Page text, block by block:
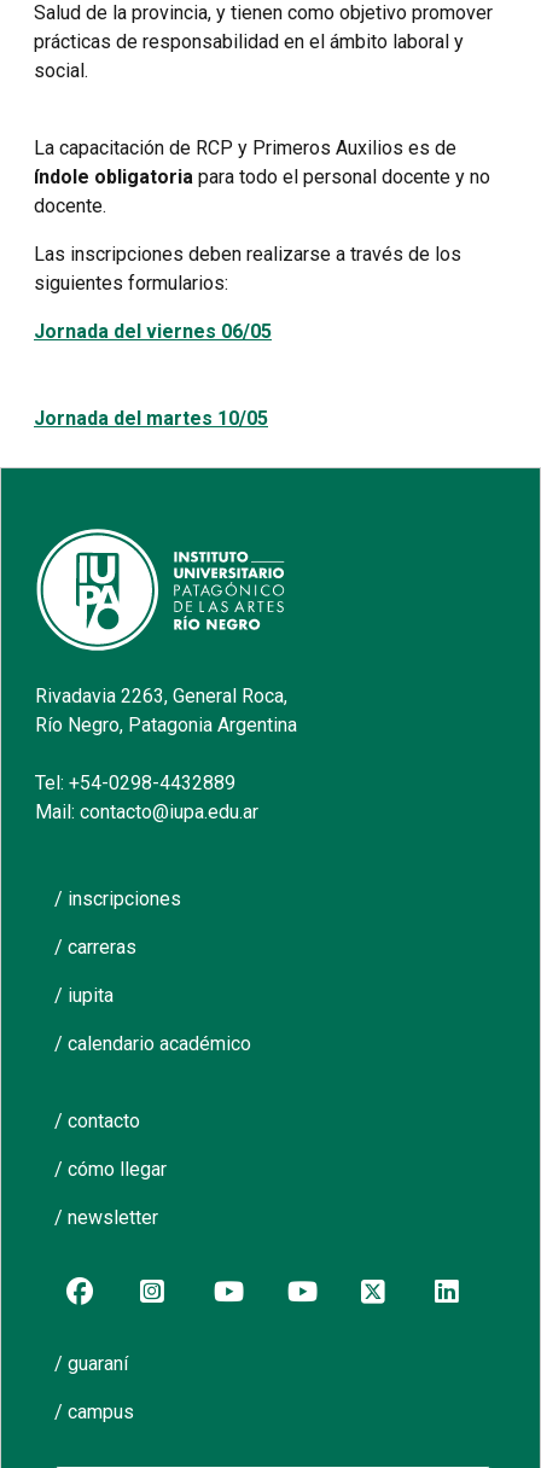
Salud de la provincia, y tienen como objetivo promover
prácticas de responsabilidad en el ámbito laboral y
social.
La capacitación de RCP y Primeros Auxilios es de
índole obligatoria para todo el personal docente y no
docente.
Las inscripciones deben realizarse a través de los
siguientes formularios:
Jornada del viernes 06/05
Jornada del martes 10/05
Rivadavia 2263, General Roca,
Río Negro, Patagonia Argentina
Tel: +54-0298-4432889
Mail: contacto@iupa.edu.ar
/ inscripciones
/ carreras
/ iupita
/ calendario académico
/ contacto
/ cómo llegar
/ newsletter
/ guaraní
/ campus